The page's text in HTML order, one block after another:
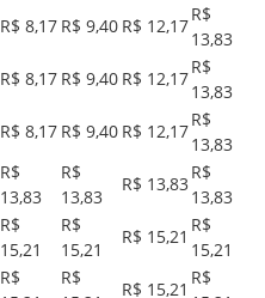
R$ 8,17 R$ 9,40 R$ 12,17
R$
13,83
R$ 8,17 R$ 9,40 R$ 12,17
R$
13,83
R$ 8,17 R$ 9,40 R$ 12,17
R$
13,83
R$
13,83
R$
13,83
R$ 13,83
R$
13,83
R$
15,21
R$
15,21
R$ 15,21
R$
15,21
R$
R$
R$ 15,21
R$